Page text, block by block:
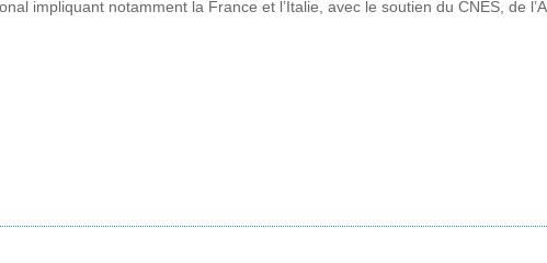
impliquant notamment la France et l’Italie, avec le soutien du CNES, de